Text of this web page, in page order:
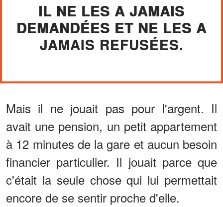
IL NE LES A JAMAIS
DEMANDÉES ET NE LES A
JAMAIS REFUSÉES.
Mais il ne jouait pas pour l'argent. Il
avait une pension, un petit appartement
à 12 minutes de la gare et aucun besoin
financier particulier. Il jouait parce que
c'était la seule chose qui lui permettait
encore de se sentir proche d'elle.